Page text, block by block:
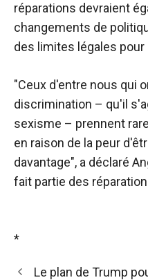
réparations devraient
changements de
des limites légales
"Ceux d'entre nous qui
discrimination – qu'il
sexisme – prennent
en raison de la peur
davantage", a déclaré
fait partie des
*
Le plan de Trump